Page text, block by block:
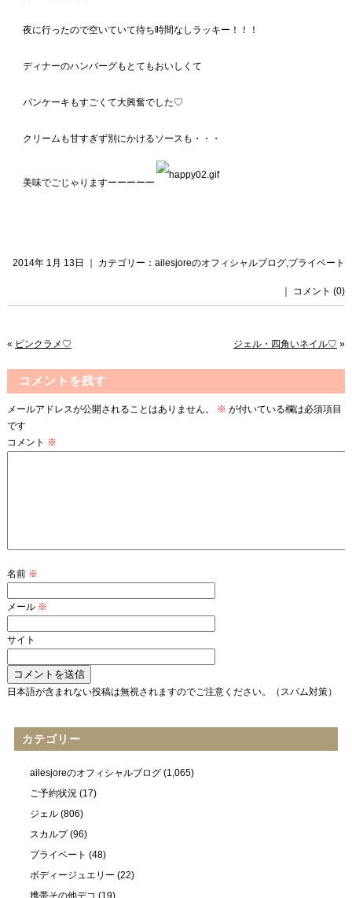
夜に行ったので空いていて待ち時間なしラッキー！！！
ディナーのハンバーグもとてもおいしくて
パンケーキもすごくて大興奮でした♡
クリームも甘すぎず別にかけるソースも・・・
美味でごじゃりますーーーーー
2014年 1月 13日 ｜ カテゴリー：ailesjoreのオフィシャルブログ,プライベート
コメント (0)
« ピンクラメ♡ ジェル・四角いネイル♡ »
コメントを残す
メールアドレスが公開されることはありません。 ※ が付いている欄は必須項目
です
コメント ※
名前 ※
メール ※
サイト
日本語が含まれない投稿は無視されますのでご注意ください。（スパム対策）
カテゴリー
ailesjoreのオフィシャルブログ(1,065)
ご予約状況(17)
ジェル(806)
スカルプ(96)
プライベート (48)
ボディージュエリー (22)
携帯その他デコ (19)